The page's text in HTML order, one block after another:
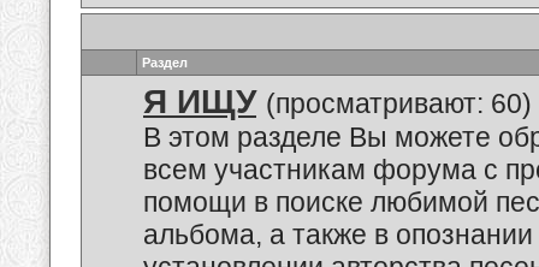
Раздел
Я ИЩУ (просматривают: 60)
В этом разделе Вы можете
всем участникам форума с
помощи в поиске любимой
альбома, а также в опознании